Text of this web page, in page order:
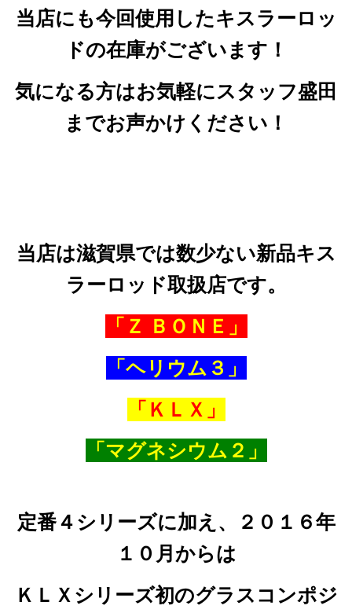
当店にも今回使用したキスラーロッ
ドの在庫がございます！
気になる方はお気軽にスタッフ盛田
までお声かけください！
当店は滋賀県では数少ない新品キス
ラーロッド取扱店です。
「Ｚ ＢＯＮＥ」
「ヘリウム３」
「ＫＬＸ」
「マグネシウム２」
定番４シリーズに加え、２０１６年
１０月からは
ＫＬＸシリーズ初のグラスコンポジ